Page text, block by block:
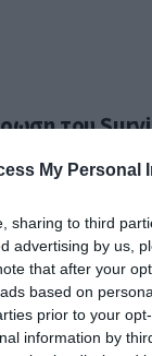
My Personal
sharing to third
advertising by us,
that after your
based on
prior to your
information by
του
σταθμού